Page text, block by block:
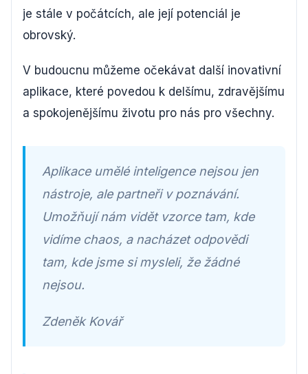
je stále v počátcích, ale její potenciál je
obrovský.
V budoucnu můžeme očekávat další inovativní
aplikace, které povedou k delšímu, zdravějšímu
a spokojenějšímu životu pro nás pro všechny.
Aplikace umělé inteligence nejsou jen
nástroje, ale partneři v poznávání.
Umožňují nám vidět vzorce tam, kde
vidíme chaos, a nacházet odpovědi
tam, kde jsme si mysleli, že žádné
nejsou.
Zdeněk Kovář